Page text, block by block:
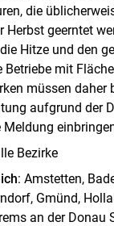
die
Herbst geerntet
Hitze und den
Betriebe mit
müssen daher
aufgrund der
Bezirke
: Amstetten,
Gmünd,
an der Donau